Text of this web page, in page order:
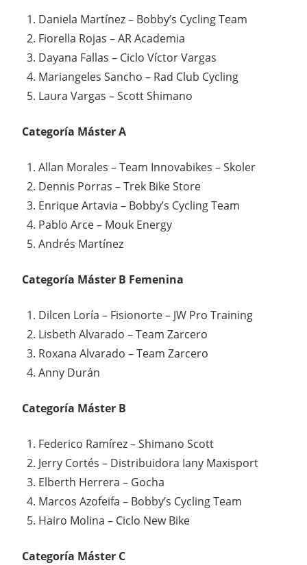
Daniela Martínez – Bobby’s Cycling Team
Fiorella Rojas – AR Academia
Dayana Fallas – Ciclo Víctor Vargas
Mariangeles Sancho – Rad Club Cycling
Laura Vargas – Scott Shimano
Categoría Máster A
Allan Morales – Team Innovabikes – Skoler
Dennis Porras – Trek Bike Store
Enrique Artavia – Bobby’s Cycling Team
Pablo Arce – Mouk Energy
Andrés Martínez
Categoría Máster B Femenina
Dilcen Loría – Fisionorte – JW Pro Training
Lisbeth Alvarado – Team Zarcero
Roxana Alvarado – Team Zarcero
Anny Durán
Categoría Máster B
Federico Ramírez – Shimano Scott
Jerry Cortés – Distribuidora Iany Maxisport
Elberth Herrera – Gocha
Marcos Azofeifa – Bobby’s Cycling Team
Hairo Molina – Ciclo New Bike
Categoría Máster C